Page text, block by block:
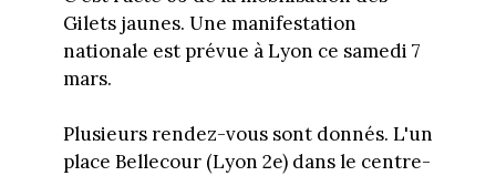
Gilets jaunes. Une manifestation
nationale est prévue à Lyon ce samedi 7
mars.
Plusieurs rendez-vous sont donnés. L'un
place Bellecour (Lyon 2e) dans le centre-